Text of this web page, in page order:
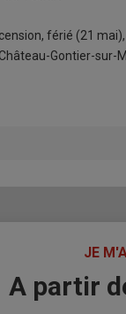
férié (21
Gontier-sur-
JE
A partir